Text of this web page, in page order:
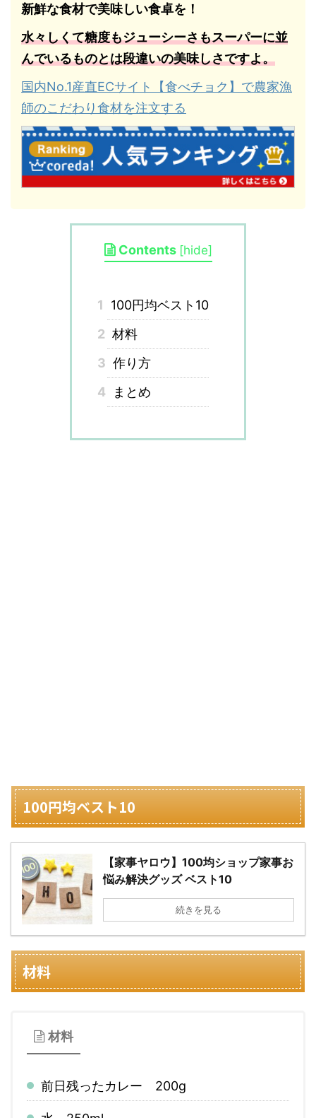
新鮮な食材で美味しい食卓を！
水々しくて糖度もジューシーさもスーパーに並
んでいるものとは段違いの美味しさですよ。
国内No.1産直ECサイト【食べチョク】で農家漁
師のこだわり食材を注文する
Contents [hide]
1
100円均ベスト10
2 材料
3 作り方
4
まとめ
100円均ベスト10
【家事ヤロウ】100均ショップ家事お
悩み解決グッズ ベスト10
続きを見る
材料
材料
前日残ったカレー 200g